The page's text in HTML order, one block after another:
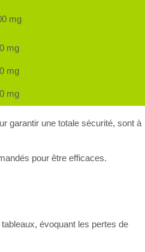
mg
mg
mg
mg
garantir une totale sécurité, sont à
pour être efficaces.
évoquant les pertes de